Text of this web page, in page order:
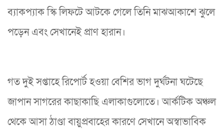
ব্যাকপ্যাক স্কি লিফটে আটকে গেলে তিনি মাঝআকাশে ঝুলে
পড়েন এবং সেখানেই প্রাণ হারান।
গত দুই সপ্তাহে রিপোর্ট হওয়া বেশির ভাগ দুর্ঘটনা ঘটেছে
জাপান সাগরের কাছাকাছি এলাকাগুলোতে। আর্কটিক অঞ্চল
থেকে আসা ঠাণ্ডা বায়ুপ্রবাহের কারণে সেখানে অস্বাভাবিক